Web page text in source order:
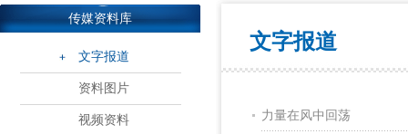
传媒资料库
文字报道
资料图片
视频资料
文字报道
力量在风中回荡